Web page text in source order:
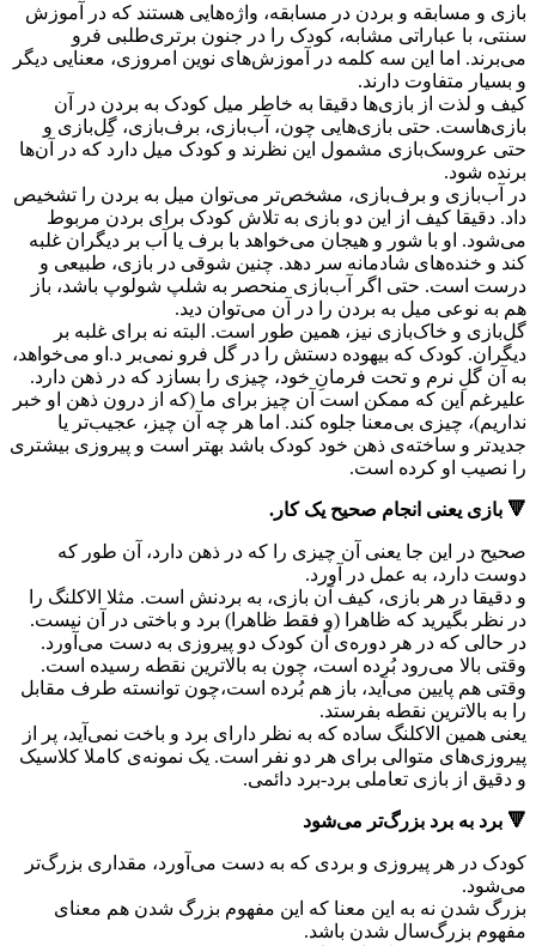
بازی و مسابقه و بردن در مسابقه، واژه‌هایی هستند که در آموزش
سنتی، با عباراتی مشابه، کودک را در جنون برتری‌طلبی فرو
می‌برند. اما این سه کلمه در آموزش‌های نوین امروزی، معنایی دیگر
و بسیار متفاوت دارند.
کیف و لذت از بازی‌ها دقیقا به خاطر میل کودک به بردن در آن‌
بازی‌هاست. حتی بازی‌هایی چون، آب‌بازی، برف‌بازی، گِل‌بازی و
حتی عروسک‌بازی مشمول این نظرند و کودک میل دارد که در آن‌ها
برنده شود.
در آب‌بازی و برف‌بازی، مشخص‌تر می‌توان میل به بردن را تشخیص
داد. دقیقا کیف از این دو بازی به تلاش کودک برای بردن مربوط
می‌شود. او با شور و هیجان می‌خواهد با برف یا آب بر دیگران غلبه
کند و خنده‌های شادمانه سر دهد. چنین شوقی در بازی، طبیعی و
درست است. حتی اگر آب‌بازی منحصر به شلپ شولوپ باشد، باز
هم به نوعی میل به بردن را در آن می‌توان دید.
گل‌بازی و خاک‌بازی نیز، همین طور است. البته نه برای غلبه بر
دیگران. کودک که بیهوده دستش را در گل فرو نمی‌بر د.او می‌خواهد،
به آن گلِ نرم و تحت فرمانِ خود، چیزی را بسازد که در ذهن دارد.
علیرغم این که ممکن است آن چیز برای ما (که از درون ذهن او خبر
نداریم)، چیزی بی‌معنا جلوه کند. اما هر چه آن چیز، عجیب‌تر یا
جدیدتر و ساخته‌ی ذهن خود کودک باشد بهتر است و پیروزی بیشتری
را نصیب او کرده است.
🔻 بازی یعنی انجام صحیح یک کار.
صحیح در این جا یعنی آن چیزی را که در ذهن دارد، آن طور که
دوست دارد، به عمل در آورد.
و دقیقا در هر بازی، کیف آن بازی، به بردنش است. مثلا الاکلنگ را
در نظر بگیرید که ظاهرا (و فقط ظاهرا) برد و باختی در آن نیست.
در حالی که در هر دوره‌ی آن کودک دو پیروزی به دست می‌آورد.
وقتی بالا می‌رود بُرده است، چون به بالاترین نقطه رسیده است.
وقتی هم پایین می‌آید، باز هم بُرده است،چون توانسته طرف مقابل
را به بالاترین نقطه بفرستد.
یعنی همین الاکلنگ ساده که به نظر دارای برد و باخت نمی‌آید، پر از
پیروزی‌های متوالی برای هر دو نفر است. یک نمونه‌ی کاملا کلاسیک
و دقیق از بازی تعاملی برد-برد دائمی.
🔻 برد به برد بزرگ‌تر می‌شود
کودک در هر پیروزی و بردی که به دست می‌آورد، مقداری بزرگ‌تر
می‌شود.
بزرگ شدن نه به این معنا که این مفهوم بزرگ شدن هم معنای
مفهوم بزرگ‌سال شدن باشد.